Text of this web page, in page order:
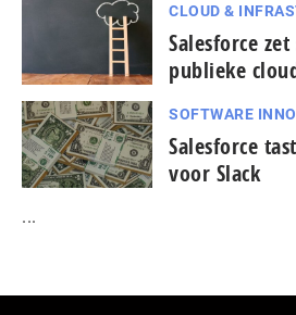
CLOUD &
Salesforce
publieke
SOFTWARE
Salesforce
voor Slack
...